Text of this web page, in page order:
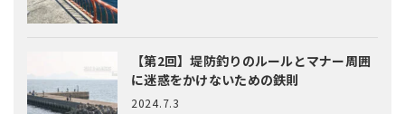
【第2回】堤防釣りのルールとマナー周囲
に迷惑をかけないための鉄則
2024.7.3